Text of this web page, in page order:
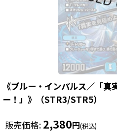
《ブルー・インパルス／「真
ー！」》（STR3/STR5）
販売価格: 2,380円(税込)